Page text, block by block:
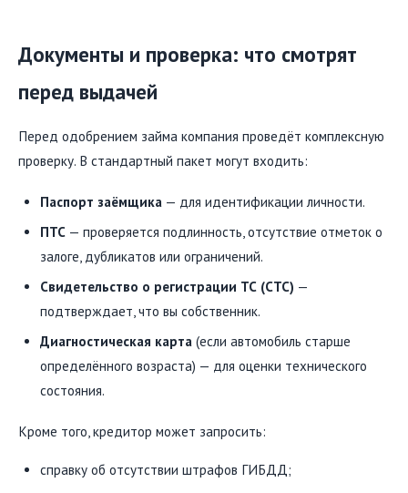
Документы и проверка: что смотрят
перед выдачей
Перед одобрением займа компания проведёт комплексную
проверку. В стандартный пакет могут входить:
Паспорт заёмщика — для идентификации личности.
ПТС — проверяется подлинность, отсутствие отметок о
залоге, дубликатов или ограничений.
Свидетельство о регистрации ТС (СТС) —
подтверждает, что вы собственник.
Диагностическая карта (если автомобиль старше
определённого возраста) — для оценки технического
состояния.
Кроме того, кредитор может запросить:
справку об отсутствии штрафов ГИБДД;